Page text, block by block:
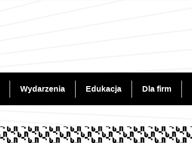
Wydarzenia Edukacja Dla firm